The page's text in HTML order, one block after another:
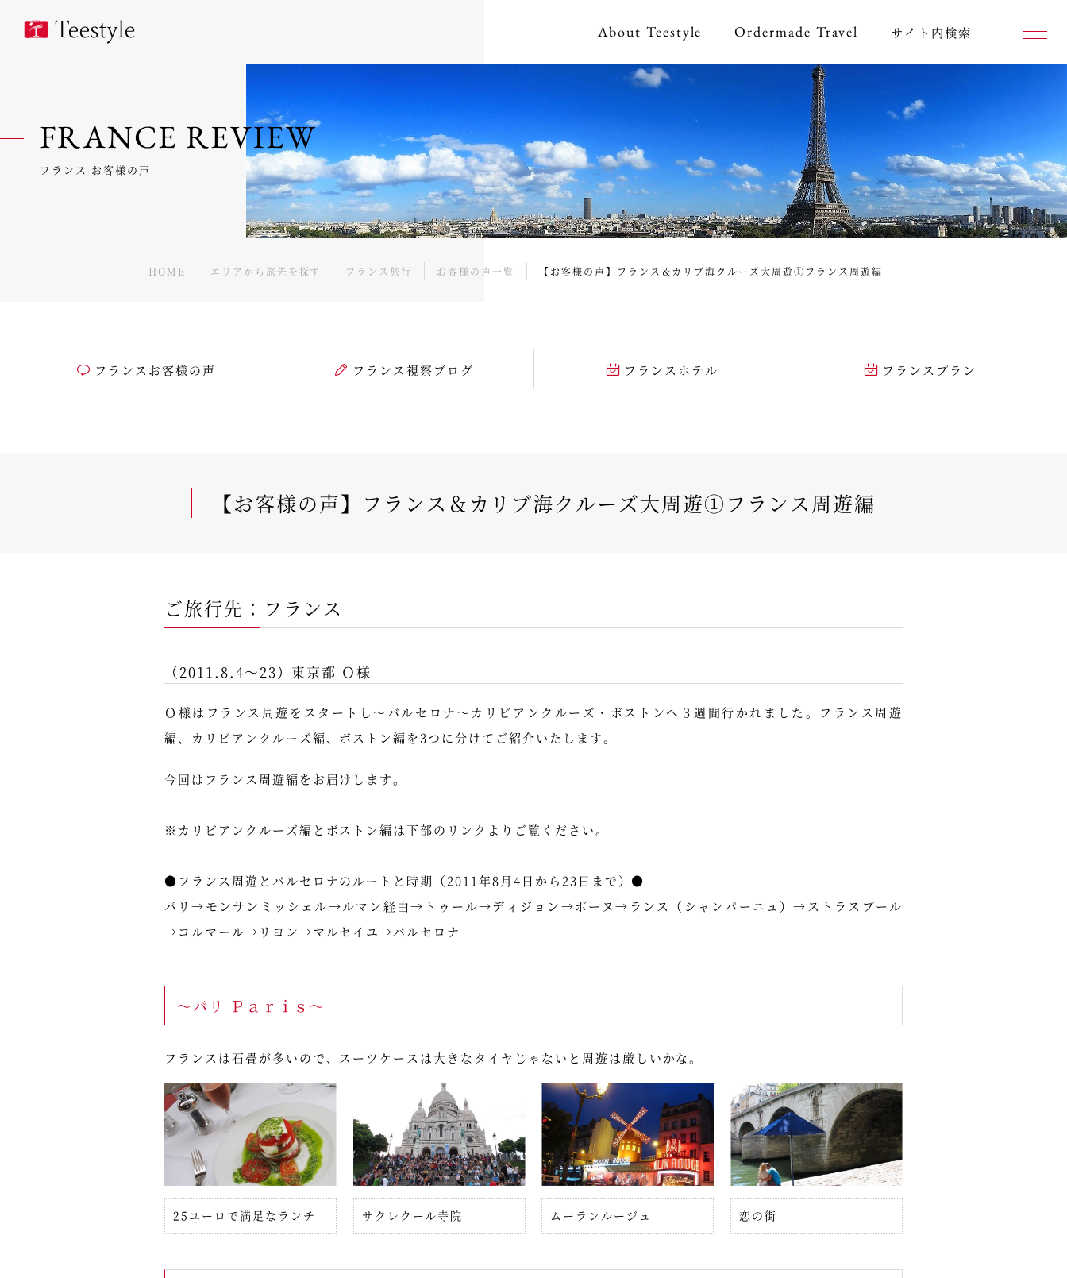
About Teestyle Ordermade Travel サイト内検索
FRANCE REVIEW
フランス お客様の声
HOME エリアから旅先を探す フランス旅行 お客様の声一覧 【お客様の声】フランス＆カリブ海クルーズ大周遊①フランス周遊編
フランスお客様の声 フランス視察ブログ フランスホテル フランスプラン
【お客様の声】フランス＆カリブ海クルーズ大周遊①フランス周遊編
ご旅行先：フランス
（2011.8.4～23）東京都 Ｏ様
Ｏ様はフランス周遊をスタートし～バルセロナ～カリビアンクルーズ・ボストンへ３週間行かれました。フランス周遊
編、カリビアンクルーズ編、ボストン編を3つに分けてご紹介いたします。
今回はフランス周遊編をお届けします。
※カリビアンクルーズ編とボストン編は下部のリンクよりご覧ください。
●フランス周遊とバルセロナのルートと時期（2011年8月4日から23日まで）●
パリ→モンサンミッシェル→ルマン経由→トゥール→ディジョン→ボーヌ→ランス（シャンパーニュ）→ストラスブール
→コルマール→リヨン→マルセイユ→バルセロナ
～パリ Ｐａｒｉｓ～
フランスは石畳が多いので、スーツケースは大きなタイヤじゃないと周遊は厳しいかな。
25ユーロで満足なランチ サクレクール寺院 ムーランルージュ 恋の街